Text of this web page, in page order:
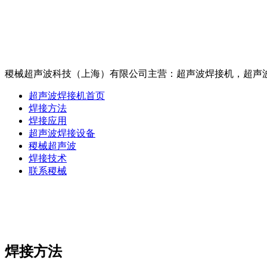
稷械超声波科技（上海）有限公司主营：超声波焊接
超声波焊接机首页
焊接方法
焊接应用
超声波焊接设备
稷械超声波
焊接技术
联系稷械
焊接方法